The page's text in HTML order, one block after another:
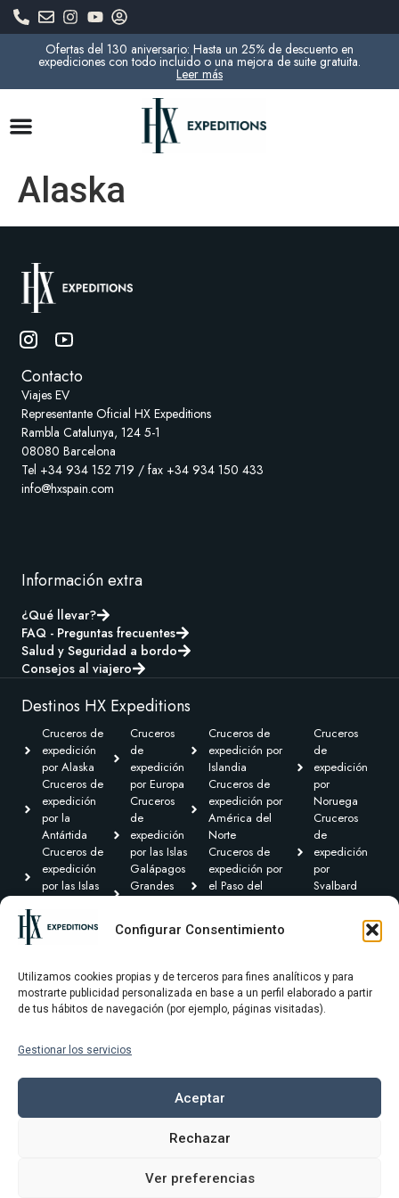
Configurar Consentimiento
Utilizamos cookies propias y de terceros para fines analíticos y para
mostrarte publicidad personalizada en base a un perfil elaborado a partir
de tus hábitos de navegación (por ejemplo, páginas visitadas).
Gestionar los servicios
Aceptar
Rechazar
Ver preferencias
Ofertas del 130 aniversario: Hasta un 25% de descuento en
expediciones con todo incluido o una mejora de suite gratuita.
Leer más
Alaska
Contacto
Viajes EV
Representante Oficial HX Expeditions
Rambla Catalunya, 124 5-1
08080 Barcelona
Tel +34 934 152 719 / fax +34 934 150 433
info@hxspain.com
Información extra
¿Qué llevar?
FAQ - Preguntas frecuentes
Salud y Seguridad a bordo
Consejos al viajero
Destinos HX Expeditions
Cruceros de
expedición
por Alaska
Cruceros de
expedición
por la
Antártida
Cruceros de
expedición
por las Islas
Cruceros de
expedición por
Centroamérica
Cruceros
de
expedición
por Europa
Cruceros
de
expedición
por las Islas
Galápagos
Grandes
expedición
Groenlandia
Cruceros de
expedición por
Islandia
Cruceros de
expedición por
América del
Norte
Cruceros de
expedición por
el Paso del
Cruceros de
Sudamérica
Cruceros
de
expedición
por
Noruega
Cruceros
de
expedición
por
Svalbard
Transoceánicas
Términos y condiciones
Política de cookies